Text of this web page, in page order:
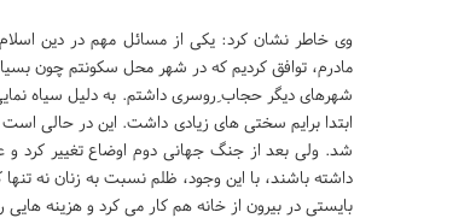
وی خاطر نشان کرد: یکی از مسائل مهم در دین
مادرم، توافق کردیم که در شهر محل سکونتم چون
شهرهای دیگر حجاب ِروسری داشتم. به دلیل سیاه
ابتدا برایم سختی های زیادی داشت. این در حالی
شد. ولی بعد از جنگ جهانی دوم اوضاع تغییر کرد و
داشته باشند، با این وجود، ظلم نسبت به زنان نه
بایستی در بیرون از خانه هم کار می کرد و هزینه